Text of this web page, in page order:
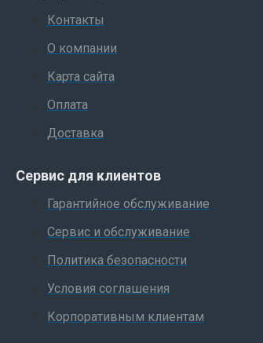
Контакты
О компании
Карта сайта
Оплата
Доставка
Сервис для клиентов
Гарантийное обслуживание
Сервис и обслуживание
Политика безопасности
Условия соглашения
Корпоративным клиентам